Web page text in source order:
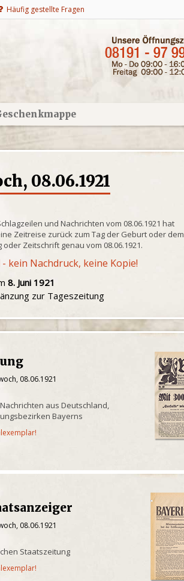
Häufig gestellte Fragen
08.06.1921
und Nachrichten vom 08.06.1921 hat
Zeitreise zurück zum Tag der Geburt oder dem
Zeitschrift genau vom 08.06.1921.
- kein Nachdruck, keine Kopie!
8. Juni 1921
zur Tageszeitung
08.06.1921
aus Deutschland,
Bayerns
08.06.1921
Staatszeitung